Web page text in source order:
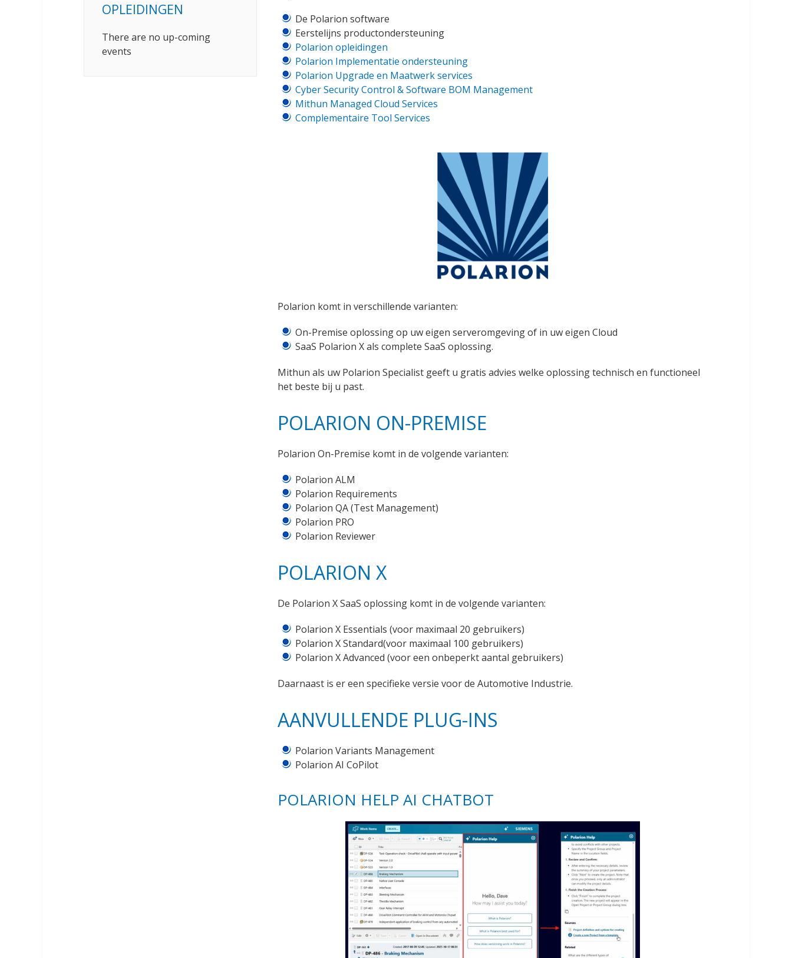
De Polarion software
Eerstelijns productondersteuning
Polarion opleidingen
Polarion Implementatie ondersteuning
Polarion Upgrade en Maatwerk services
Cyber Security Control & Software BOM Management
Mithun Managed Cloud Services
Complementaire Tool Services
Polarion komt in verschillende varianten:
On-Premise oplossing op uw eigen serveromgeving of in uw eigen Cloud
SaaS Polarion X als complete SaaS oplossing.
Mithun als uw Polarion Specialist geeft u gratis advies welke oplossing technisch en functioneel
het beste bij u past.
POLARION ON-PREMISE
Polarion On-Premise komt in de volgende varianten:
Polarion ALM
Polarion Requirements
Polarion QA (Test Management)
Polarion PRO
Polarion Reviewer
POLARION X
De Polarion X SaaS oplossing komt in de volgende varianten:
Polarion X Essentials (voor maximaal 20 gebruikers)
Polarion X Standard(voor maximaal 100 gebruikers)
Polarion X Advanced (voor een onbeperkt aantal gebruikers)
Daarnaast is er een specifieke versie voor de Automotive Industrie.
AANVULLENDE PLUG-INS
Polarion Variants Management
Polarion AI CoPilot
POLARION HELP AI CHATBOT
OPLEIDINGEN
There are no up-coming
events